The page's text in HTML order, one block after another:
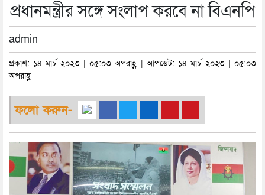
প্রধানমন্ত্রীর সঙ্গে সংলাপ করবে না বিএনপি
admin
প্রকাশ: ১৪ মার্চ ২০২৩ | ০৫:০৩ অপরাহ্ণ | আপডেট: ১৪ মার্চ ২০২৩ | ০৫:০৩
অপরাহ্ণ
ফলো করুন-